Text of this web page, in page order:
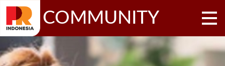
COMMUNITY